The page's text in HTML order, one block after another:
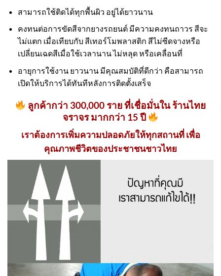
สามารถใช้ติดได้ทุกพื้นผิว อยู่ได้ยาวนาน
คงทนต่อการขัดสีจากยางรถยนต์ มีความคงทนถาวร สีจะ
ไม่แตก เมื่อเทียบกับ สีเทอร์โมพลาสติก สีไม่ซีดจางหรือ
เปลี่ยนเฉดสีเมื่อใช้เวลานาน ไม่หลุด หรือเคลื่อนที่
อายุการใช้งาน ยาวนาน มีคุณสมบัติที่ดีกว่า คือสามารถ
เปิดให้บริการได้ทันทีหลังการติดตั้งเสร็จ
ลูกค้ากว่า 300,000 ราย ที่เชื่อมั่นใน ร้านไทย
จราจร มากกว่า 15 ปี
เราต้องการเพิ่มความปลอดภัยให้ทุกสถานที่ เพื่อ
คุณภาพชีวิตของประชาชนชาวไทย